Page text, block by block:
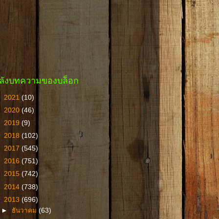
งบทความของบล็อก
2021 (10)
2020 (46)
2019 (9)
2018 (102)
2017 (545)
2016 (751)
2015 (742)
2014 (738)
2013 (696)
► ธันวาคม(63)